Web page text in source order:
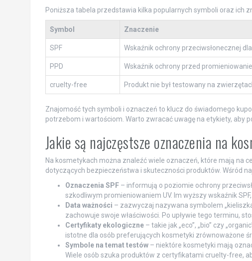
Poniższa tabela przedstawia kilka popularnych symboli oraz ich
Symbol Znaczenie
SPF Wskaźnik ochrony przeciwsłonecznej
PPD Wskaźnik ochrony przed
cruelty-free Produkt nie był testowany na
Znajomość tych symboli i oznaczeń to klucz do świadomego
potrzebom i wartościom. Warto zwracać uwagę na etykiety, aby
Jakie są najczęstsze oznaczenia na
Na kosmetykach można znaleźć wiele oznaczeń, które mają na
dotyczących bezpieczeństwa i skuteczności produktów. Wśród
Oznaczenia SPF– informują o poziomie ochrony
szkodliwym promieniowaniem UV. Im wyższy wskaźnik
Data ważności – zazwyczaj nazywana symbolem
zachowuje swoje właściwości. Po upływie tego terminu,
Certyfikaty ekologiczne– takie jak „eco”, „bio” czy
istotne dla osób preferujących kosmetyki zrównoważone
Symbole na temat testów– niektóre kosmetyki mają
Wiele osób szuka produktów z certyfikatami cruelty-free,